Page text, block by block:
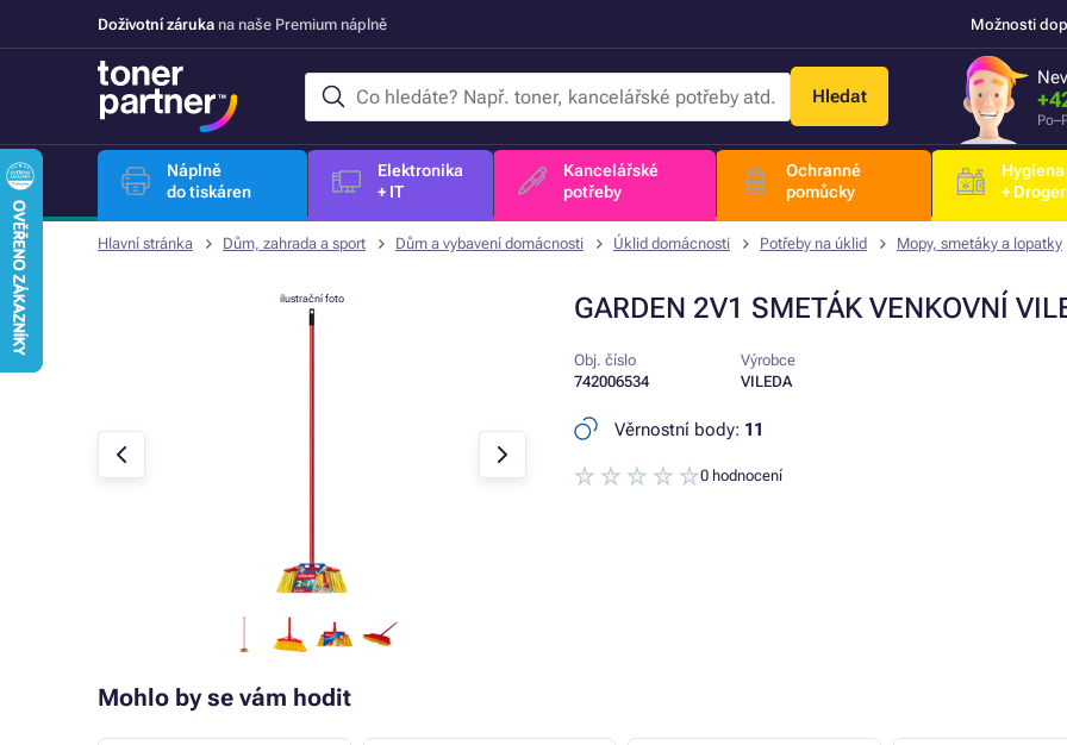
Doživotní záruka na naše Premium náplně Možnosti
Hledat
Náplně
do tiskáren
Elektronika
+ IT
Kancelářské
potřeby
Ochranné
pomůcky
Hygiena
+
Hlavní stránka Dům, zahrada a sport Dům a vybavení domácnosti Úklid domácnosti Potřeby na úklid Mopy, smetáky a lopatky
GARDEN 2V1 SMETÁK VENKOVNÍ
ilustrační foto
Obj. číslo
742006534
Výrobce
VILEDA
Věrnostní body: 11
0 hodnocení
Mohlo by se vám hodit